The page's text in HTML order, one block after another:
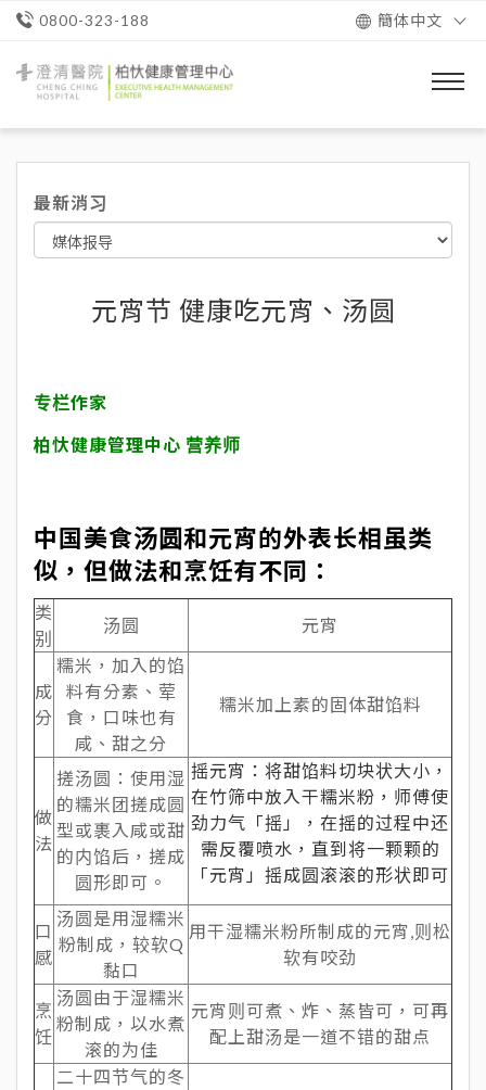
0800-323-188 簡体中文
清
院
最新消习
元宵节 健康吃元宵、汤圆
专栏作家
柏忕健康管理中心 营养师
中国美食汤圆和元宵的外表长相虽类
似，但做法和烹饪有不同：
类
别
汤圆 元宵
成
分
糯米，加入的馅
料有分素、荤
食，口味也有
咸、甜之分
糯米加上素的固体甜馅料
做
法
搓汤圆：使用湿
的糯米团搓成圆
型或裹入咸或甜
的内馅后，搓成
圆形即可。
摇元宵：将甜馅料切块状大小，
在竹筛中放入干糯米粉，师傅使
劲力气「摇」，在摇的过程中还
需反覆喷水，直到将一颗颗的
「元宵」摇成圆滚滚的形状即可
口
感
汤圆是用湿糯米
粉制成，较软Q
黏口
用干湿糯米粉所制成的元宵,则松
软有咬劲
烹
饪
汤圆由于湿糯米
粉制成，以水煮
滚的为佳
元宵则可煮、炸、蒸皆可，可再
配上甜汤是一道不错的甜点
二十四节气的冬